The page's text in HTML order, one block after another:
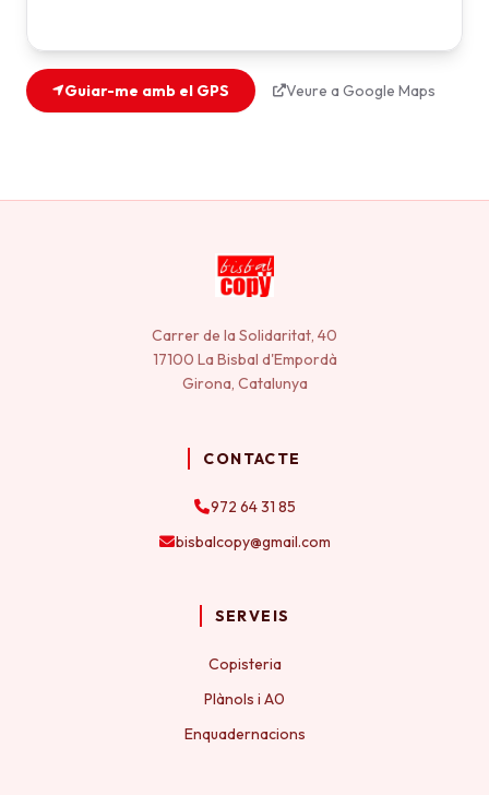
Guiar-me amb el GPS Veure a Google Maps
Carrer de la Solidaritat, 40
17100 La Bisbal d'Empordà
Girona, Catalunya
CONTACTE
972 64 31 85
bisbalcopy@gmail.com
SERVEIS
Copisteria
Plànols i A0
Enquadernacions